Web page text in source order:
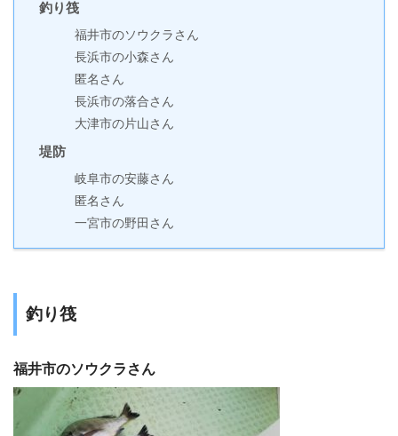
釣り筏
福井市のソウクラさん
長浜市の小森さん
匿名さん
長浜市の落合さん
大津市の片山さん
堤防
岐阜市の安藤さん
匿名さん
一宮市の野田さん
釣り筏
福井市のソウクラさん